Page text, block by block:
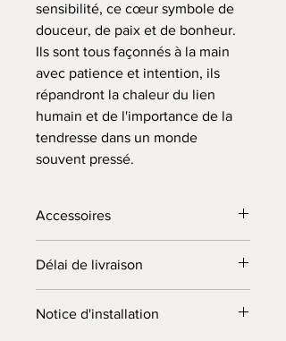
sensibilité, ce cœur symbole de
douceur, de paix et de bonheur.
Ils sont tous façonnés à la main
avec patience et intention, ils
répandront la chaleur du lien
humain et de l'importance de la
tendresse dans un monde
souvent pressé.
Accessoires
fournis dans votre commande.
Délai de livraison
commande. Envoyé par colissimo.
Notice d'installation